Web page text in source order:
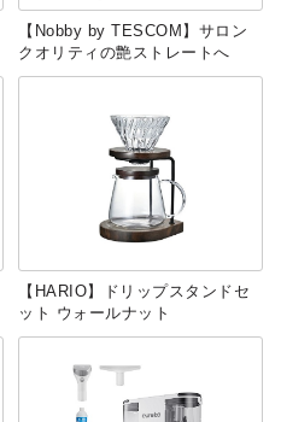
【Nobby by TESCOM】サロン
クオリティの艶ストレートへ
【HARIO】ドリップスタンドセ
ット ウォールナット